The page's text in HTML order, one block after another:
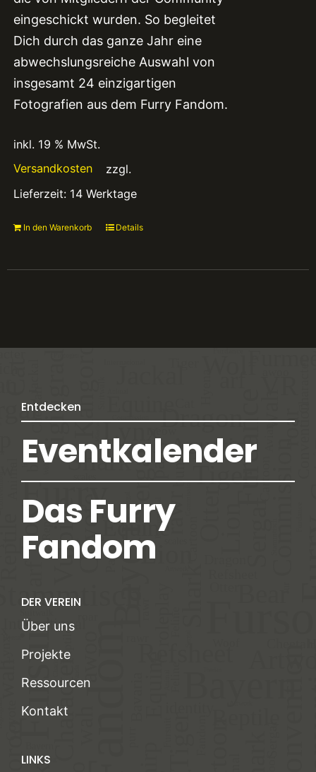
eingeschickt wurden. So begleitet
Dich durch das ganze Jahr eine
abwechslungsreiche Auswahl von
insgesamt 24 einzigartigen
Fotografien aus dem Furry Fandom.
inkl. 19 % MwSt.
zzgl.
Versandkosten
Lieferzeit: 14 Werktage
In den Warenkorb Details
Entdecken
Eventkalender
Das Furry
Fandom
DER VEREIN
Über uns
Projekte
Ressourcen
Kontakt
LINKS